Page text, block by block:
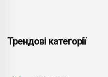
Трендові категорії